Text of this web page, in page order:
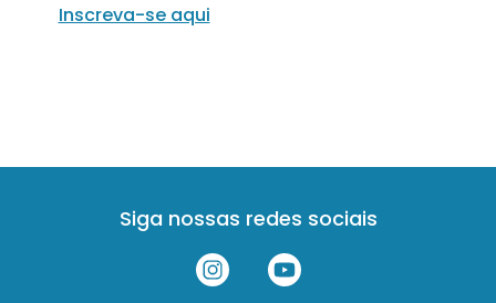
Inscreva-se aqui
Siga nossas redes sociais